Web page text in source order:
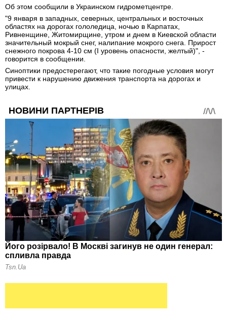
Об этом сообщили в Украинском гидрометцентре.
"9 января в западных, северных, центральных и восточных
областях на дорогах гололедица, ночью в Карпатах,
Ривненщине, Житомирщине, утром и днем ​​в Киевской области
значительный мокрый снег, налипание мокрого снега. Прирост
снежного покрова 4-10 см (I уровень опасности, желтый)", -
говорится в сообщении.
Синоптики предостерегают, что такие погодные условия могут
привести к нарушению движения транспорта на дорогах и
улицах.